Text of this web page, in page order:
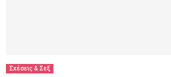
Σχέσεις & Σεξ